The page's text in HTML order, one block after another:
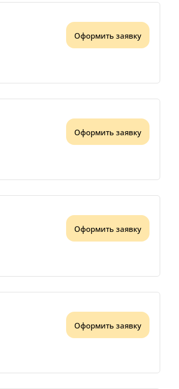
Оформить заявку
Оформить заявку
Оформить заявку
Оформить заявку